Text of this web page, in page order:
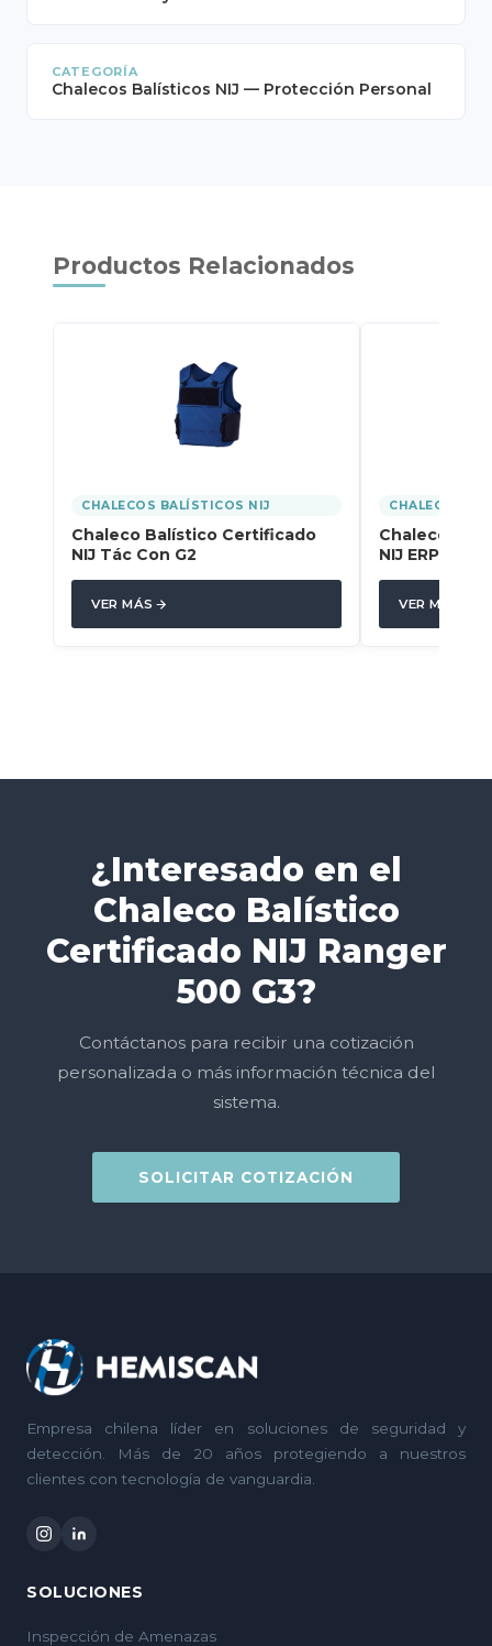
CATEGORÍA
Chalecos Balísticos NIJ — Protección Personal
Productos Relacionados
CHALECOS BALÍSTICOS NIJ
Chaleco Balístico Certificado
NIJ Tác Con G2
VER MÁS
CHALECOS
Chaleco
NIJ ERPC G2
VER MÁS
¿Interesado en el
Chaleco Balístico
Certificado NIJ Ranger
500 G3?
Contáctanos para recibir una cotización
personalizada o más información técnica del
sistema.
SOLICITAR COTIZACIÓN
Empresa chilena líder en soluciones de seguridad y
detección. Más de 20 años protegiendo a nuestros
clientes con tecnología de vanguardia.
SOLUCIONES
Inspección de Amenazas